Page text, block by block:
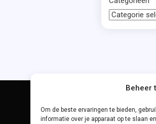
Beheer
Om de beste ervaringen te bieden,
informatie over je apparaat op te slaan